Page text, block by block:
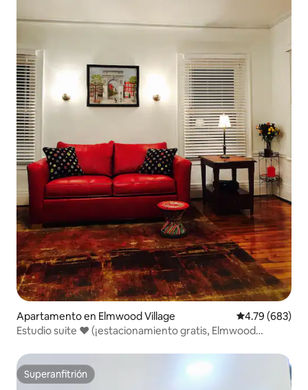
Apartamento en Elmwood Village Calificación
4.79 (683)
Estudio suite ❤️️ (¡estacionamiento gratis, Elmwood
Superanfitrión
Superanfitrión